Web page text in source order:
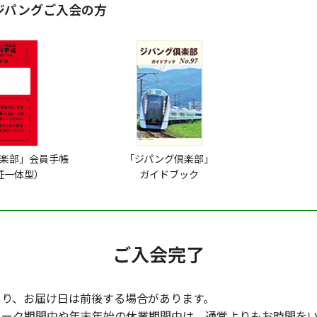
ングご入会の方
部」会員手帳
一体型）
「ジパング倶楽部」
ガイドブック
ご入会完了
、お届け日は前後する場合があります。